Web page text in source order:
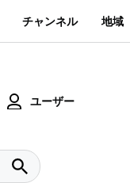
チャンネル 地域
ユーザー